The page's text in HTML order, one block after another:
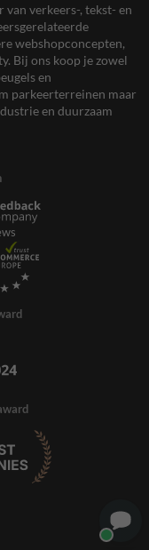
verkeers-, tekst- en
webshopconcepten,
Bij ons koop je zowel
en
parkeerterreinen maar
en duurzaam